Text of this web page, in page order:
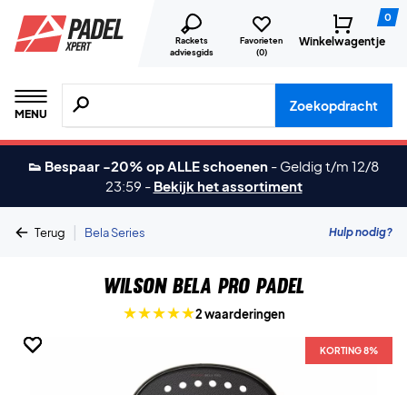
Rackets
adviesgids
Favorieten
(0)
0
Winkelwagentje
MENU
Zoeken naar producten, merken etc.
Zoekopdracht
👟 Bespaar -20% op ALLE schoenen - Geldig t/m 12/8
23:59 - Bekijk het assortiment
Terug | Bela Series Hulp nodig?
Wilson Bela Pro Padel
2 waarderingen
KORTING 8%
KORTING 8%
KORTING 8%
KORTING 8%